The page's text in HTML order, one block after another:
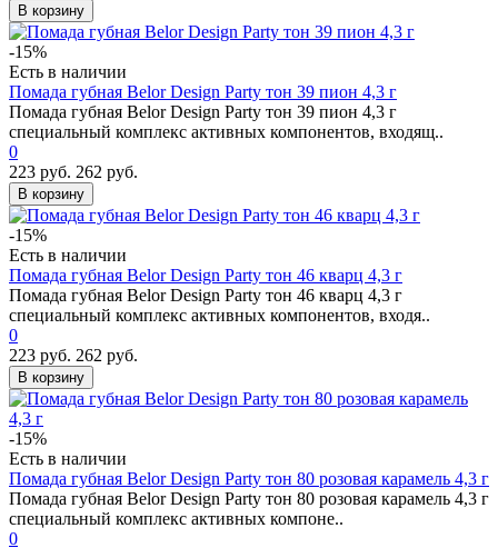
В корзину
-15%
Есть в наличии
Помада губная Belor Design Party тон 39 пион 4,3 г
Помада губная Belor Design Party тон 39 пион 4,3 г
специальный комплекс активных компонентов, входящ..
0
223 руб. 262 руб.
В корзину
-15%
Есть в наличии
Помада губная Belor Design Party тон 46 кварц 4,3 г
Помада губная Belor Design Party тон 46 кварц 4,3 г
специальный комплекс активных компонентов, входя..
0
223 руб. 262 руб.
В корзину
-15%
Есть в наличии
Помада губная Belor Design Party тон 80 розовая карамель 4,3 г
Помада губная Belor Design Party тон 80 розовая карамель 4,3 г
специальный комплекс активных компоне..
0